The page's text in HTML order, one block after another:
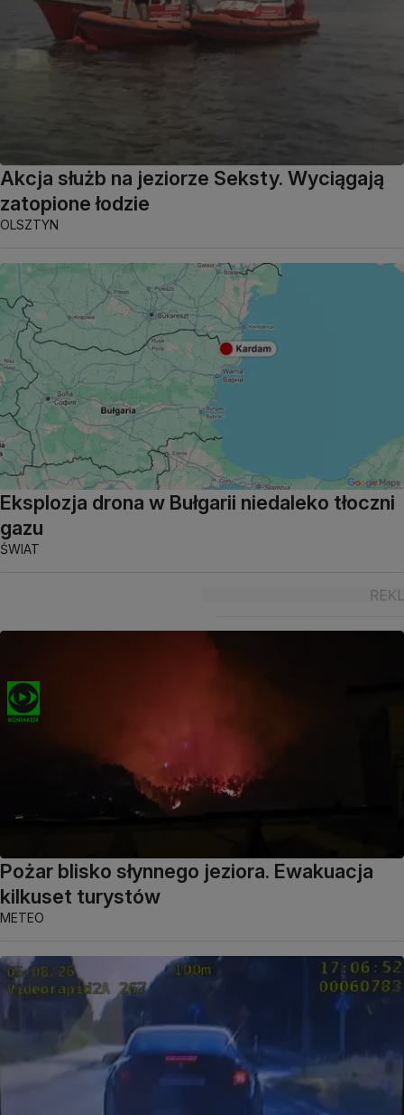
Akcja służb na jeziorze Seksty. Wyciągają
zatopione łodzie
OLSZTYN
Eksplozja drona w Bułgarii niedaleko tłoczni
gazu
ŚWIAT
Pożar blisko słynnego jeziora. Ewakuacja
kilkuset turystów
METEO